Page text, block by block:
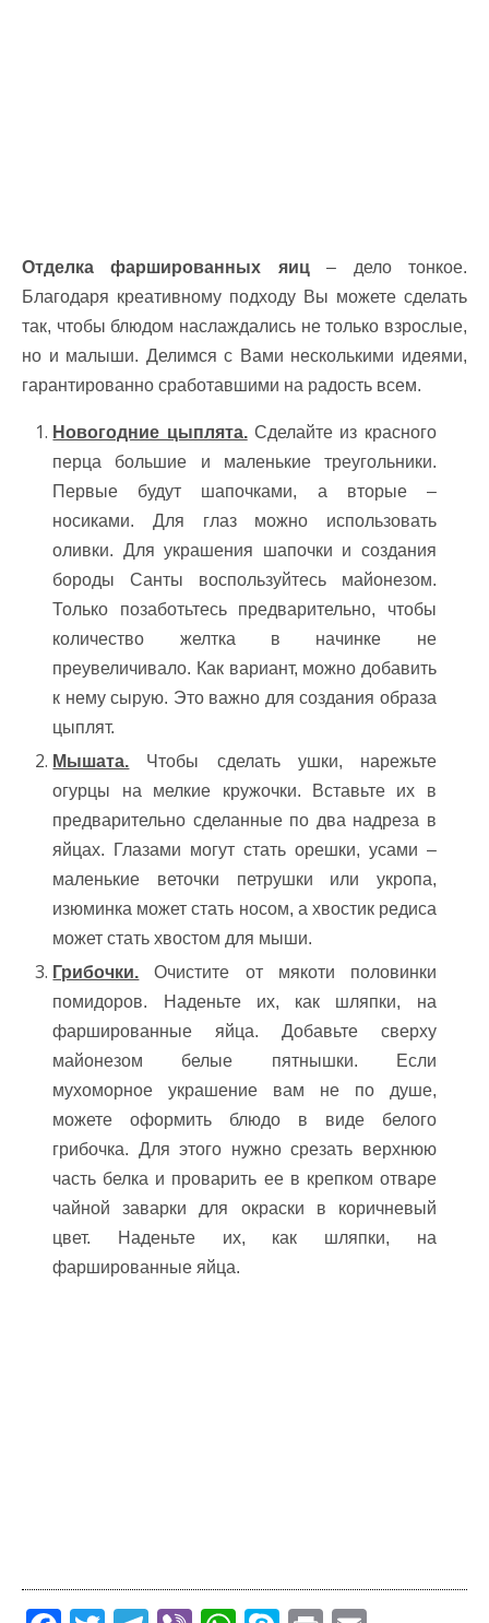
Отделка фаршированных яиц– дело тонкое.
Благодаря креативному подходу Вы можете сделать
так, чтобы блюдом наслаждались не только взрослые,
но и малыши. Делимся с Вами несколькими идеями,
гарантированно сработавшими на радость всем.
Новогодние цыплята.Сделайте из красного
перца большие и маленькие треугольники.
Первые будут шапочками, а вторые –
носиками. Для глаз можно использовать
оливки. Для украшения шапочки и создания
бороды Санты воспользуйтесь майонезом.
Только позаботьтесь предварительно, чтобы
количество желтка в начинке не
преувеличивало. Как вариант, можно добавить
к нему сырую. Это важно для создания образа
цыплят.
Мышата. Чтобы сделать ушки, нарежьте
огурцы на мелкие кружочки. Вставьте их в
предварительно сделанные по два надреза в
яйцах. Глазами могут стать орешки, усами –
маленькие веточки петрушки или укропа,
изюминка может стать носом, а хвостик редиса
может стать хвостом для мыши.
Грибочки. Очистите от мякоти половинки
помидоров. Наденьте их, как шляпки, на
фаршированные яйца. Добавьте сверху
майонезом белые пятнышки. Если
мухоморное украшение вам не по душе,
можете оформить блюдо в виде белого
грибочка. Для этого нужно срезать верхнюю
часть белка и проварить ее в крепком отваре
чайной заварки для окраски в коричневый
цвет. Наденьте их, как шляпки, на
фаршированные яйца.